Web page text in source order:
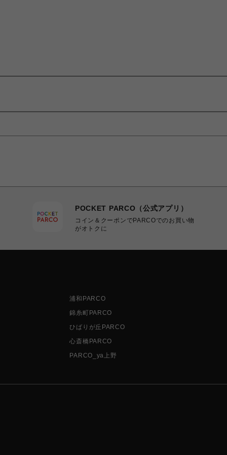
POCKET PARCO（公式アプリ）
コイン＆クーポンでPARCOでのお買い物
がオトクに
浦和PARCO
錦糸町PARCO
ひばりが丘PARCO
心斎橋PARCO
PARCO_ya上野